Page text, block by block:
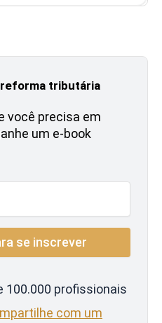
tributária
você precisa em
um e-book
100.000 profissionais
com um